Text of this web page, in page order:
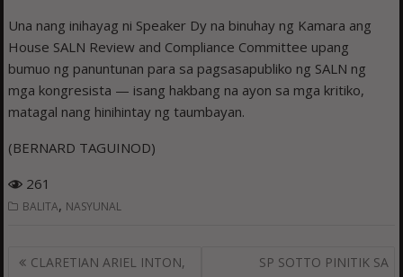
Una nang inihayag ni Speaker Dy na binuhay ng Kamara ang
House SALN Review and Compliance Committee upang
bumuo ng panuntunan para sa pagsasapubliko ng SALN ng
mga kongresista — isang hakbang na ayon sa mga kritiko,
matagal nang hinihintay ng taumbayan.
(BERNARD TAGUINOD)
261
BALITA, NASYUNAL
Post
CLARETIAN ARIEL INTON,
SP SOTTO PINITIK SA